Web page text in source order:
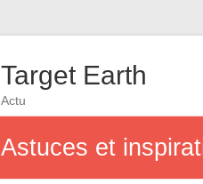
Target Earth
Actu
Astuces et